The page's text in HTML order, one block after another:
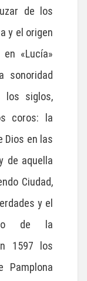
de los
y el origen
«Lucía»
sonoridad
los siglos,
coros: la
Dios en las
de aquella
Ciudad,
y el
de la
1597 los
Pamplona